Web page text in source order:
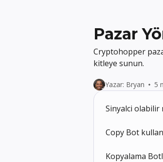
Pazar
Cryptohopper
kitleye sunun.
Yazar: Bryan 5
Sinyalci olabilir
Copy Bot
Kopyalama